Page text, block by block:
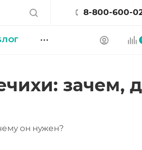
8-800-600-
зачем,
он нужен?